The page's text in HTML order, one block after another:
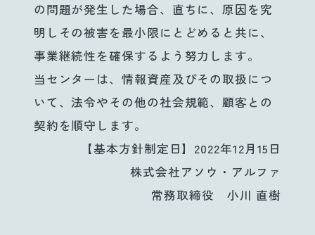
の問題が発生した場合、直ちに、原因を究
明しその被害を最小限にとどめると共に、
事業継続性を確保するよう努力します。
当センターは、情報資産及びその取扱につ
いて、法令やその他の社会規範、顧客との
契約を順守します。
【基本方針制定日】2022年12月15日
株式会社アソウ・アルファ
常務取締役 小川 直樹